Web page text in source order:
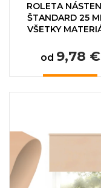
ROLETA
ŠTANDARD 25
VŠETKY
od 9,78 €